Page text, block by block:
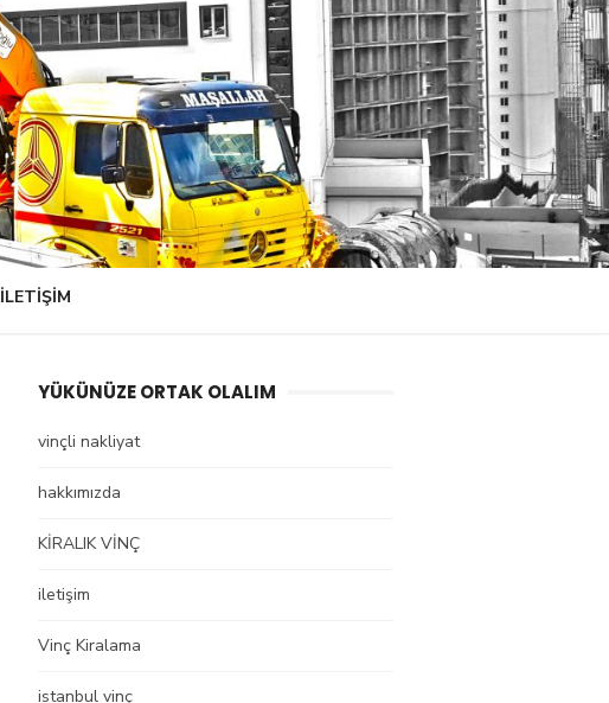
ILETIŞIM
YÜKÜNÜZE ORTAK OLALIM
vinçli nakliyat
hakkımızda
KİRALIK VİNÇ
iletişim
Vinç Kiralama
istanbul vinç